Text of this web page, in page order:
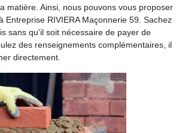
matière. Ainsi, nous pouvons vous proposer
Entreprise RIVIERA Maçonnerie 59. Sachez
sans qu'il soit nécessaire de payer de
des renseignements complémentaires, il
directement.